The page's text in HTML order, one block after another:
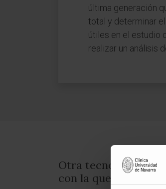
última generación
total y determinar
útiles en el estudio
realizar un análisis
Otra tecnología
con la que cuenta la